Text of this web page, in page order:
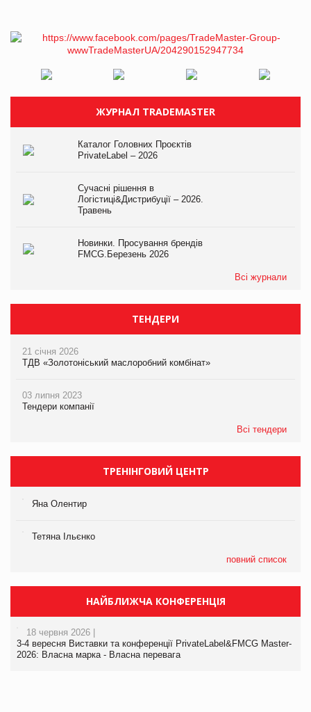
ЖУРНАЛ TRADEMASTER
Каталог Головних Проєктів
PrivateLabel – 2026
Сучасні рішення в
Логістиці&Дистрибуції – 2026.
Травень
Новинки. Просування брендів
FMCG.Березень 2026
Всі журнали
ТЕНДЕРИ
21 січня 2026
ТДВ «Золотоніський маслоробний комбінат»
03 липня 2023
Тендери компанії
Всі тендери
ТРЕНІНГОВИЙ ЦЕНТР
Яна Олентир
Тетяна Ільєнко
повний список
НАЙБЛИЖЧА КОНФЕРЕНЦІЯ
18 червня 2026 |
3-4 вересня Виставки та конференції PrivateLabel&FMCG Master-
2026: Власна марка - Власна перевага